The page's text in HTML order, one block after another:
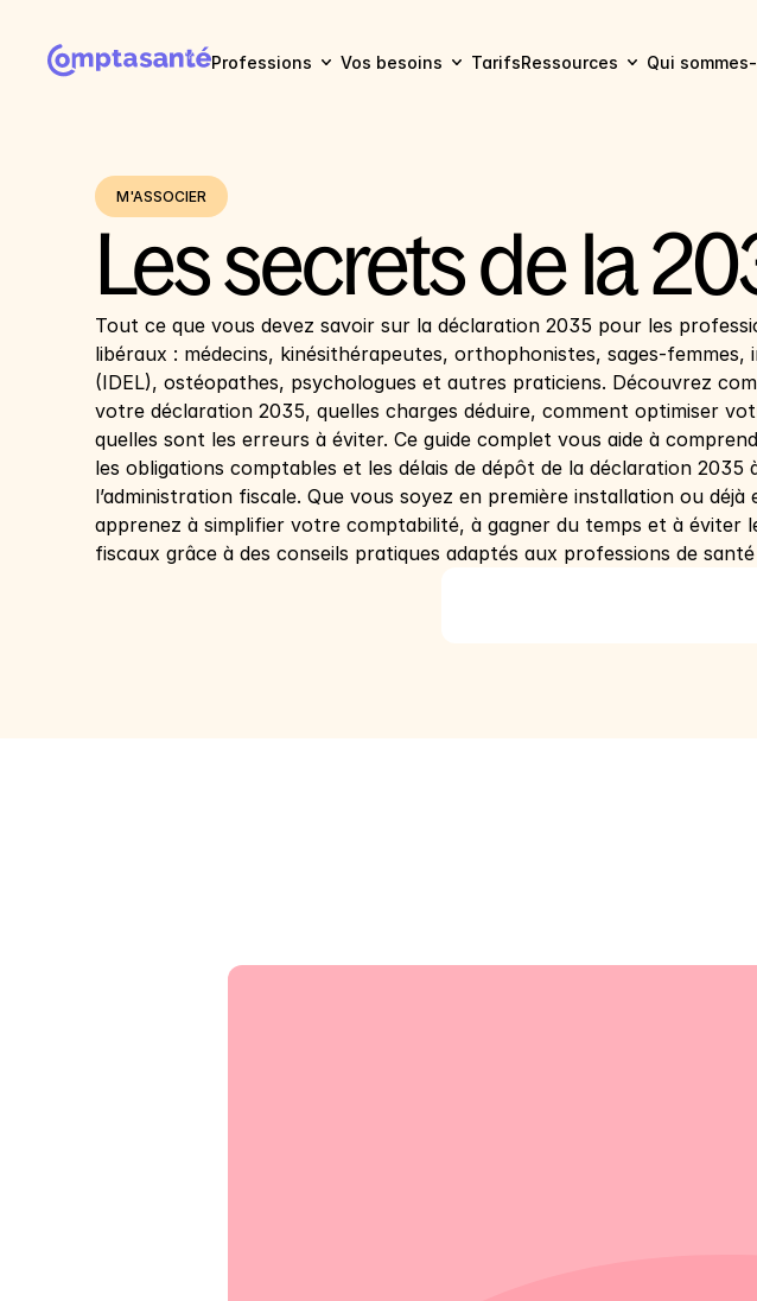
Professions Vos besoins TarifsRessources Qui
M'ASSOCIER
Les secrets de la
Tout ce que vous devez savoir sur la déclaration 2035 pour les
libéraux : médecins, kinésithérapeutes, orthophonistes, sages-femmes,
(IDEL), ostéopathes, psychologues et autres praticiens. Découvrez
votre déclaration 2035, quelles charges déduire, comment optimiser
quelles sont les erreurs à éviter. Ce guide complet vous aide à
les obligations comptables et les délais de dépôt de la déclaration 2035
l’administration fiscale. Que vous soyez en première installation ou déjà
apprenez à simplifier votre comptabilité, à gagner du temps et à éviter
fiscaux grâce à des conseils pratiques adaptés aux professions de